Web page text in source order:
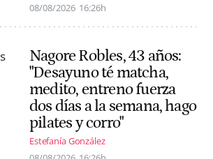
08/08/2026 16:26h
Nagore Robles, 43 años:
"Desayuno té matcha,
medito, entreno fuerza
dos días a la semana, hago
pilates y corro"
Estefanía González